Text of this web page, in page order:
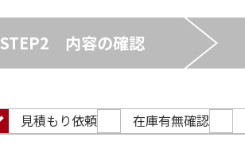
STEP2 内容の確認
見積もり依頼 在庫有無確認